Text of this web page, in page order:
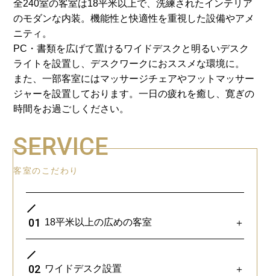
全240室の客室は18平米以上で、洗練されたインテリア
のモダンな内装。機能性と快適性を重視した設備やアメ
ニティ。
PC・書類を広げて置けるワイドデスクと明るいデスク
ライトを設置し、デスクワークにおススメな環境に。
また、一部客室にはマッサージチェアやフットマッサー
ジャーを設置しております。一日の疲れを癒し、寛ぎの
時間をお過ごしください。
SERVICE
客室のこだわり
01 18平米以上の広めの客室 ＋
02 ワイドデスク設置 ＋